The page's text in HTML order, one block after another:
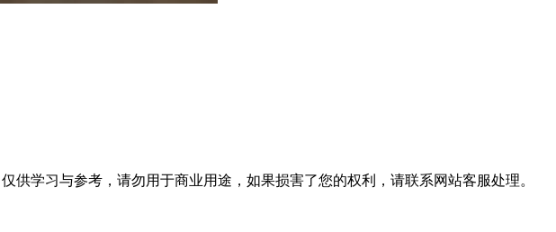
学习与参考，请勿用于商业用途，如果损害了您的权利，请联系网站客服处理。